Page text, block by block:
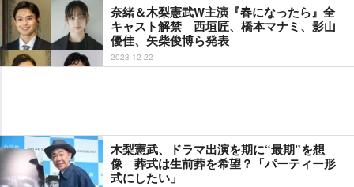
奈緒＆木梨憲武W主演『春になったら』全
キャスト解禁 西垣匠、橋本マナミ、影山
優佳、矢柴俊博ら発表
2023-12-22
木梨憲武、ドラマ出演を期に“最期”を想
像 葬式は生前葬を希望？「パーティー形
式にしたい」